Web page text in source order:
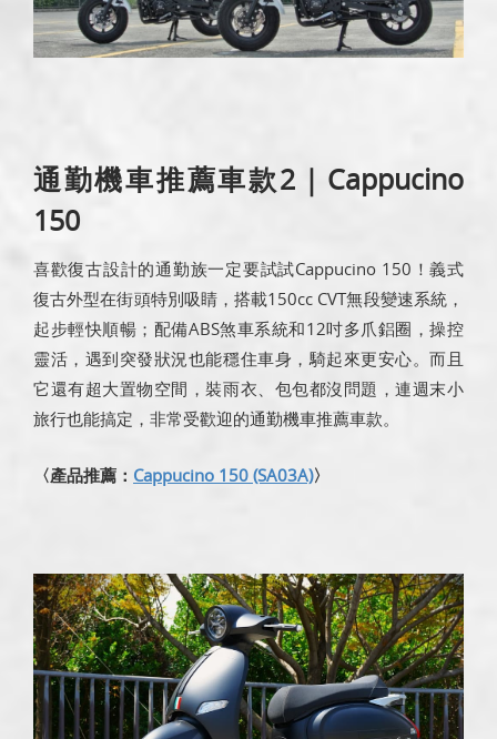
通勤機車推薦車款2｜Cappucino
150
喜歡復古設計的通勤族一定要試試Cappucino 150！義式
復古外型在街頭特別吸睛，搭載150cc CVT無段變速系統，
起步輕快順暢；配備ABS煞車系統和12吋多爪鋁圈，操控
靈活，遇到突發狀況也能穩住車身，騎起來更安心。而且
它還有超大置物空間，裝雨衣、包包都沒問題，連週末小
旅行也能搞定，非常受歡迎的通勤機車推薦車款。
〈產品推薦： Cappucino 150 (SA03A)〉